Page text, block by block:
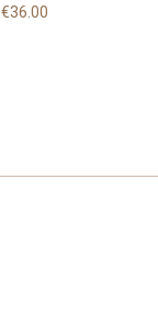
€36.00